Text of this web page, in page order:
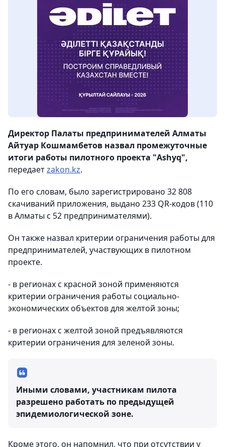
Директор Палаты предпринимателей Алматы
Айтуар Кошмамбетов назвал промежуточные
итоги работы пилотного проекта "Ashyq",
передаетzakon.kz.
По его словам, было зарегистрировано 32 808
скачиваний приложения, выдано 233 QR-кодов (110
в Алматы с 52 предпринимателями).
Он также назвал критерии ограничения работы для
предпринимателей, участвующих в пилотном
проекте.
- в регионах с красной зоной применяются
критерии ограничения работы социально-
экономических объектов для желтой зоны;
- в регионах с желтой зоной предъявляются
критерии ограничения для зеленой зоны.
Иными словами, участникам пилота
разрешено работать по предыдущей
эпидемиологической зоне.
Кроме этого, он напомнил, что при отсутствии у